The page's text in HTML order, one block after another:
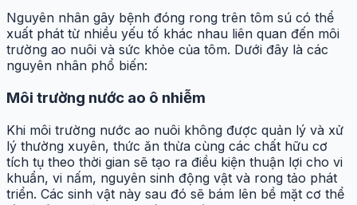
Nguyên nhân gây bệnh đóng rong trên tôm sú có thể
xuất phát từ nhiều yếu tố khác nhau liên quan đến môi
trường ao nuôi và sức khỏe của tôm. Dưới đây là các
nguyên nhân phổ biến:
Môi trường nước ao ô nhiễm
Khi môi trường nước ao nuôi không được quản lý và xử
lý thường xuyên, thức ăn thừa cùng các chất hữu cơ
tích tụ theo thời gian sẽ tạo ra điều kiện thuận lợi cho vi
khuẩn, vi nấm, nguyên sinh động vật và rong tảo phát
triển. Các sinh vật này sau đó sẽ bám lên bề mặt cơ thể